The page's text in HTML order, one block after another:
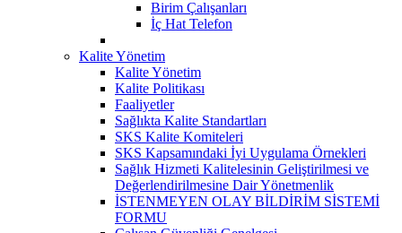
Birim Çalışanları
İç Hat Telefon
Kalite Yönetim
Kalite Yönetim
Kalite Politikası
Faaliyetler
Sağlıkta Kalite Standartları
SKS Kalite Komiteleri
SKS Kapsamındaki İyi Uygulama Örnekleri
Sağlık Hizmeti Kalitelesinin Geliştirilmesi ve
Değerlendirilmesine Dair Yönetmenlik
İSTENMEYEN OLAY BİLDİRİM SİSTEMİ
FORMU